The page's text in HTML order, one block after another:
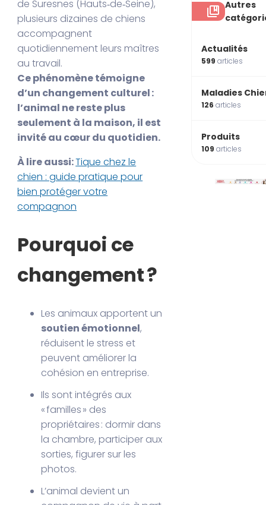
de Suresnes (Hauts‑de‑Seine),
plusieurs dizaines de chiens
accompagnent
quotidiennement leurs maîtres
au travail.
Ce phénomène témoigne
d’un changement culturel :
l’animal ne reste plus
seulement à la maison, il est
invité au cœur du quotidien.
À lire aussi:Tique chez le
chien : guide pratique pour
bien protéger votre
compagnon
Pourquoi ce
changement ?
Les animaux apportent un
soutien émotionnel,
réduisent le stress et
peuvent améliorer la
cohésion en entreprise.
Ils sont intégrés aux
« familles » des
propriétaires : dormir dans
la chambre, participer aux
sorties, figurer sur les
photos.
L’animal devient un
Autres
Actualités
599articles
Maladies
126articles
Produits
109articles